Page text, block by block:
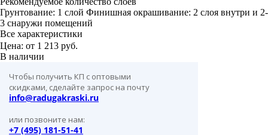
Грунтование: 1 слой Финишная окрашивание: 2 слоя внутри и 2-
3 снаружи помещений
Все характеристики
Цена: от 1 213 руб.
В наличии
Чтобы получить КП с оптовыми
скидками, сделайте запрос на почту
info@radugakraski.ru
или позвоните нам:
+7 (495) 181-51-41